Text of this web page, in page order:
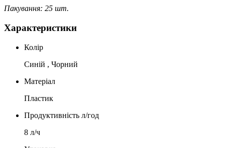
Пакування: 25 шт.
Характеристики
Колір
Синій , Чорний
Матеріал
Пластик
Продуктивність л/год
8 л/ч